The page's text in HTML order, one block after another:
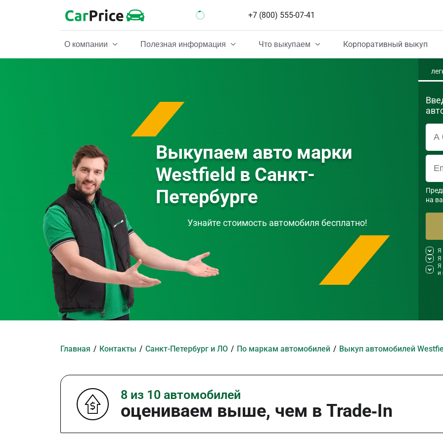
+7 (800) 555-07-41
О компании Полезная информация Что выкупаем Корпоративный выкуп
Выкупаем авто марки
Westfield в Санкт-
Петербурге
Узнайте стоимость автомобиля бесплатно!
на
Я
Я
Я
и
Главная Контакты Санкт-Петербург и ЛО По маркам автомобилей Выкуп автомобилей
8 из 10 автомобилей
оцениваем выше, чем в Trade‑In